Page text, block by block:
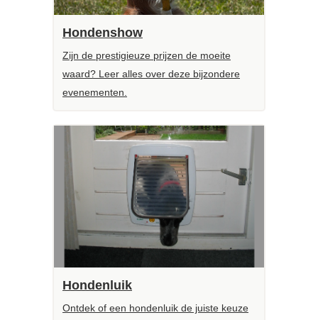
Hondenshow
Zijn de prestigieuze prijzen de moeite
waard? Leer alles over deze bijzondere
evenementen.
Hondenluik
Ontdek of een hondenluik de juiste keuze